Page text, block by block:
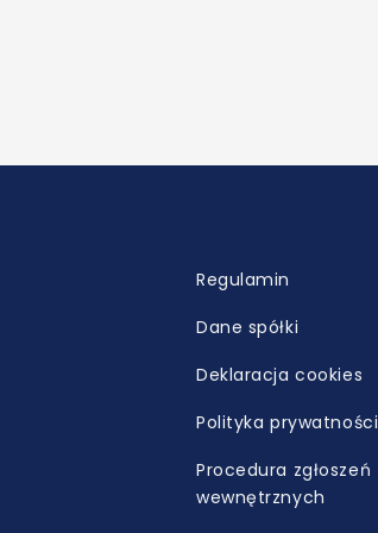
Regulamin
Dane spółki
Deklaracja cookies
Polityka prywatności
Procedura zgłoszeń
wewnętrznych